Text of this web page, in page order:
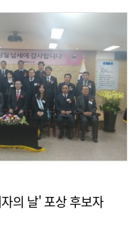
의 날' 포상 후보자